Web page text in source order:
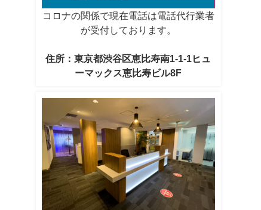
コロナの関係で現在電話は電話代行業者
が受付しております。
住所：東京都渋谷区恵比寿南1-1-1ヒュ
ーマックス恵比寿ビル8F